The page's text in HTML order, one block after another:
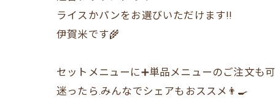
ライスかパンをお選びいただけます!!
伊賀米です🌾
セットメニューに➕単品メニューのご注文も可
迷ったら.みんなでシェアもおススメ👨‍🍳